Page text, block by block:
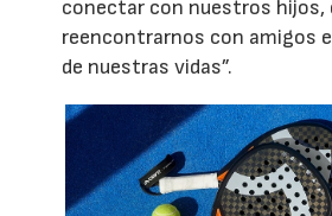
conectar con nuestros hijos,
reencontrarnos con amigos
de nuestras vidas”.